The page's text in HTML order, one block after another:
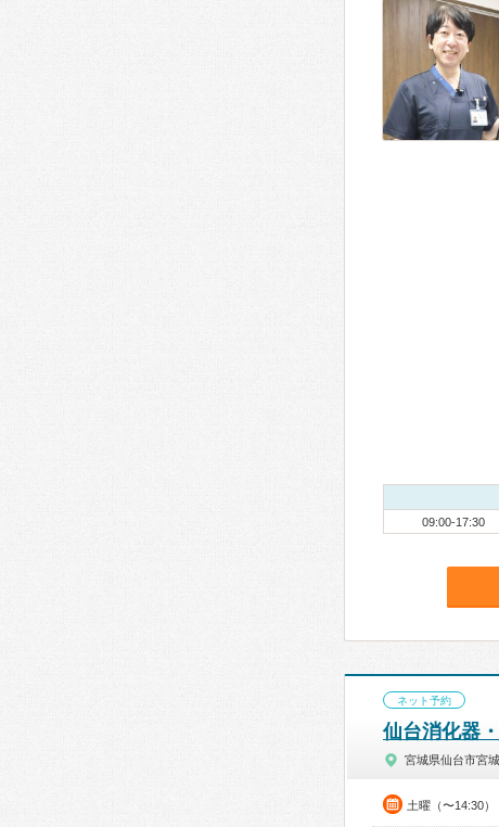
09:00-17:30
ネット予約
仙台消化器
宮城県仙台市宮
土曜（〜14:30）